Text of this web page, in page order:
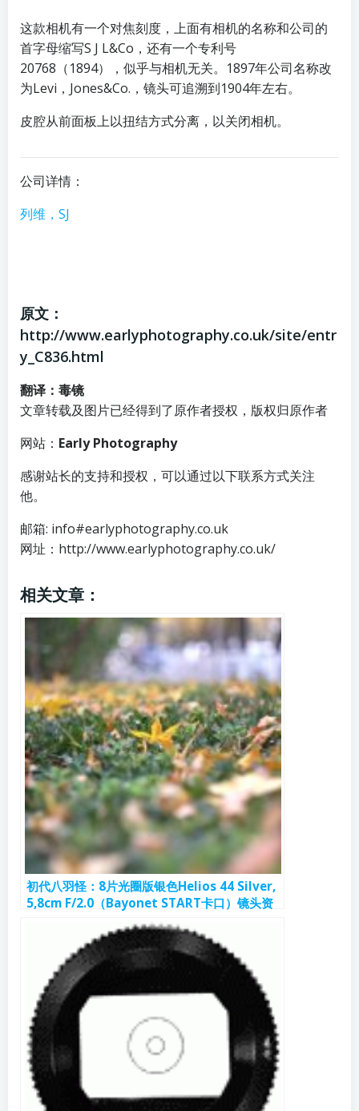
这款相机有一个对焦刻度，上面有相机的名称和公司的
首字母缩写S J L&Co，还有一个专利号
20768（1894），似乎与相机无关。1897年公司名称改
为Levi，Jones&Co.，镜头可追溯到1904年左右。
皮腔从前面板上以扭结方式分离，以关闭相机。
公司详情：
列维，SJ
原文：
http://www.earlyphotography.co.uk/site/entr
y_C836.html
翻译：毒镜
文章转载及图片已经得到了原作者授权，版权归原作者
网站： Early Photography
感谢站长的支持和授权，可以通过以下联系方式关注
他。
邮箱: info#earlyphotography.co.uk
网址：http://www.earlyphotography.co.uk/
相关文章：
初代八羽怪：8片光圈版银色Helios 44 Silver,
5,8cm F/2.0（Bayonet START卡口）镜头资